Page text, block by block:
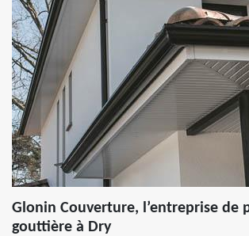
Glonin Couverture, l’entreprise de
gouttière à Dry